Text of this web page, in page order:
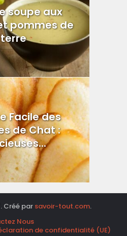
soupe aux
pommes de
terre
Facile des
de Chat :
Créé par savoir-tout.com.
Nous
de confidentialité (UE)